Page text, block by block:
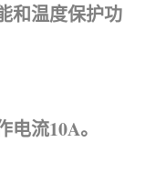
和温度保护功
流10A。